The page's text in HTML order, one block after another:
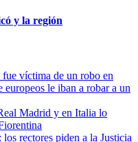
víctima de un robo en
le iban a robar a un
Madrid y en Italia lo
rectores piden a la Justicia